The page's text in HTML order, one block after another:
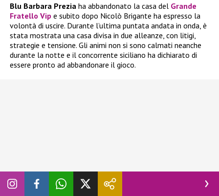
Blu Barbara Prezia ha abbandonato la casa del Grande
Fratello Vip e subito dopo Nicolò Brigante ha espresso la
volontà di uscire. Durante l’ultima puntata andata in onda, è
stata mostrata una casa divisa in due alleanze, con litigi,
strategie e tensione. Gli animi non si sono calmati neanche
durante la notte e il concorrente siciliano ha dichiarato di
essere pronto ad abbandonare il gioco.